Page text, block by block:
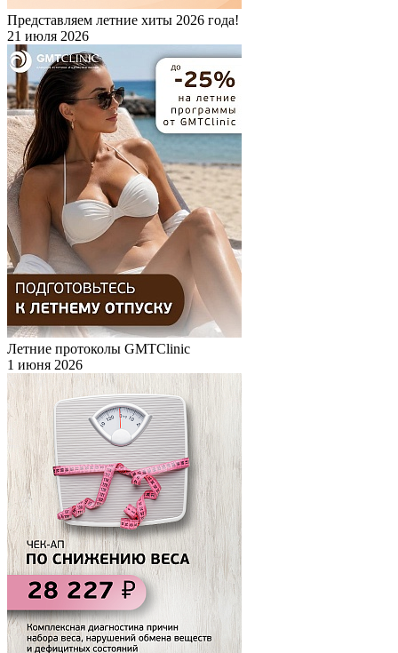
Представляем летние хиты 2026 года!
21 июля 2026
Летние протоколы GMTClinic
1 июня 2026